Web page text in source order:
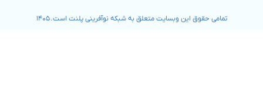
تمامی حقوق این وبسایت متعلق به شبکه نوآفرینی پلنت است. ۱۴۰۵